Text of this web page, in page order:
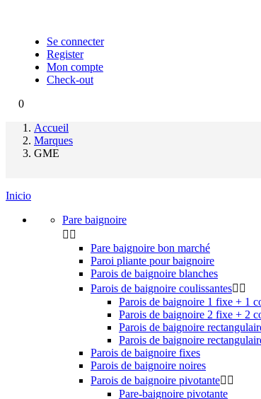
Se connecter
Register
Mon compte
Check-out
0
Accueil
Marques
GME
Inicio
Pare baignoire
 
Pare baignoire bon marché
Paroi pliante pour baignoire
Parois de baignoire blanches
Parois de baignoire coulissantes 
Parois de baignoire 1 fixe + 1
Parois de baignoire 2 fixe + 2
Parois de baignoire
Parois de baignoire
Parois de baignoire fixes
Parois de baignoire noires
Parois de baignoire pivotante 
Pare-baignoire pivotante